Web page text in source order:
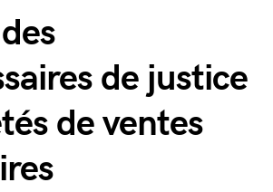
de justice
de ventes